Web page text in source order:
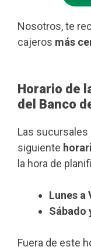
Nosotros, te
cajeros más
Horario de
del Banco
Las sucursales
siguiente
la hora de
Lunes a
Sábado
Fuera de este